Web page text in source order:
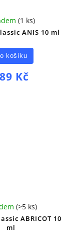
ANIS 10 ml
(1 ks)
Kč
košíku
ABRICOT 10
ml
(>5 ks)